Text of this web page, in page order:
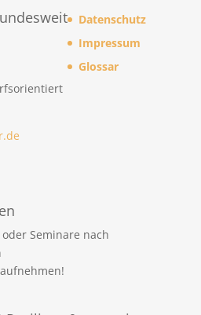
Datenschutz
Impressum
Glossar
Seminare nach